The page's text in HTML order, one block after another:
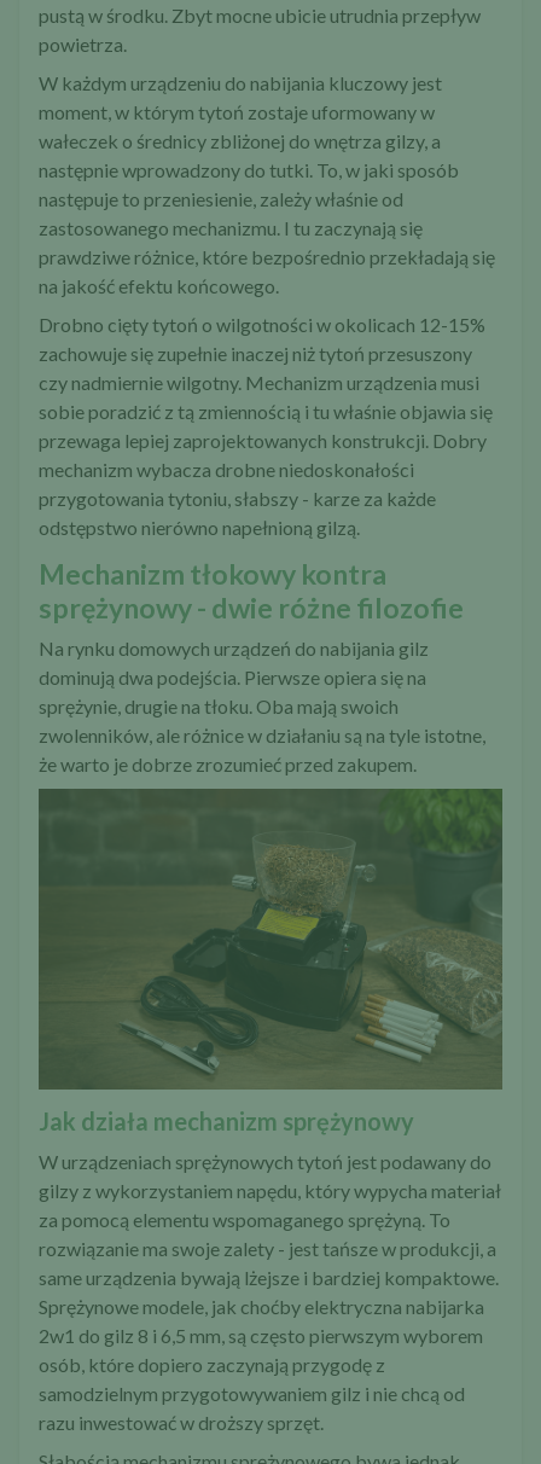
pustą w środku. Zbyt mocne ubicie utrudnia przepływ
powietrza.
W każdym urządzeniu do nabijania kluczowy jest
moment, w którym tytoń zostaje uformowany w
wałeczek o średnicy zbliżonej do wnętrza gilzy, a
następnie wprowadzony do tutki. To, w jaki sposób
następuje to przeniesienie, zależy właśnie od
zastosowanego mechanizmu. I tu zaczynają się
prawdziwe różnice, które bezpośrednio przekładają się
na jakość efektu końcowego.
Drobno cięty tytoń o wilgotności w okolicach 12-15%
zachowuje się zupełnie inaczej niż tytoń przesuszony
czy nadmiernie wilgotny. Mechanizm urządzenia musi
sobie poradzić z tą zmiennością i tu właśnie objawia się
przewaga lepiej zaprojektowanych konstrukcji. Dobry
mechanizm wybacza drobne niedoskonałości
przygotowania tytoniu, słabszy - karze za każde
odstępstwo nierówno napełnioną gilzą.
Mechanizm tłokowy kontra
sprężynowy - dwie różne filozofie
Na rynku domowych urządzeń do nabijania gilz
dominują dwa podejścia. Pierwsze opiera się na
sprężynie, drugie na tłoku. Oba mają swoich
zwolenników, ale różnice w działaniu są na tyle istotne,
że warto je dobrze zrozumieć przed zakupem.
Jak działa mechanizm sprężynowy
W urządzeniach sprężynowych tytoń jest podawany do
gilzy z wykorzystaniem napędu, który wypycha materiał
za pomocą elementu wspomaganego sprężyną. To
rozwiązanie ma swoje zalety - jest tańsze w produkcji, a
same urządzenia bywają lżejsze i bardziej kompaktowe.
Sprężynowe modele, jak choćby elektryczna nabijarka
2w1 do gilz 8 i 6,5 mm , są często pierwszym wyborem
osób, które dopiero zaczynają przygodę z
samodzielnym przygotowywaniem gilz i nie chcą od
razu inwestować w droższy sprzęt.